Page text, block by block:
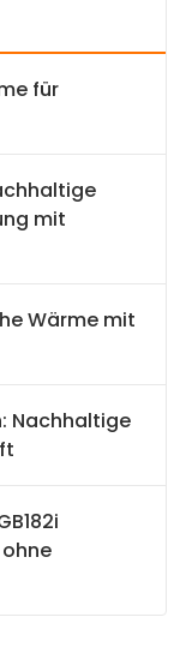
für
mit
Wärme mit
Nachhaltige